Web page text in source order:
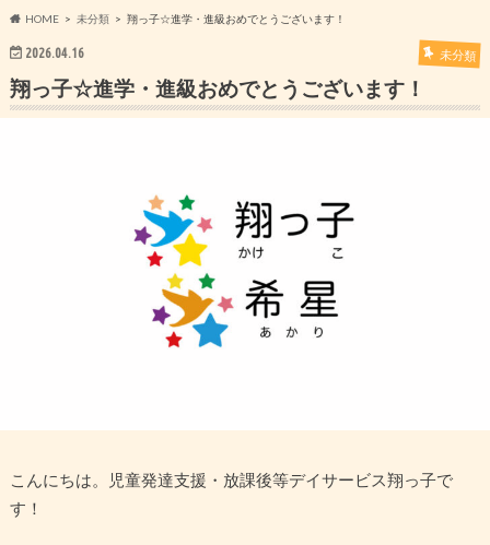
HOME 未分類 翔っ子☆進学・進級おめでとうございます！
2026.04.16 未分類
翔っ子☆進学・進級おめでとうございます！
こんにちは。児童発達支援・放課後等デイサービス翔っ子で
す！